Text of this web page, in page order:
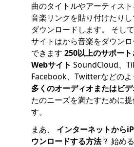
曲のタイトルやアーティスト
音楽リンクを貼り付けたり
ダウンロードします。 そし
サイトはから音楽をダウン
できます 250以上のサポー
Webサイト SoundCloud、
Facebook、Twitterなどのよ
多くのオーディオまたはビ
たのニーズを満たすために
す。
まあ、 インターネットから
ウンロードする方法？ 始め